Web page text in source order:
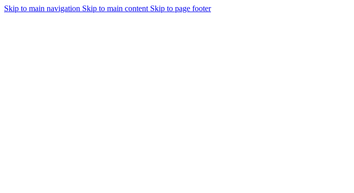
Skip to main navigation Skip to main content Skip to page footer